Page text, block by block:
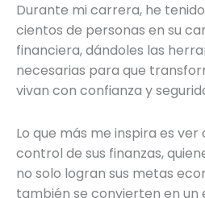
Durante mi carrera, he
cientos de personas en su
financiera, dándoles las
necesarias para que
vivan con confianza y
Lo que más me inspira es
control de sus finanzas,
no solo logran sus metas
también se convierten en un